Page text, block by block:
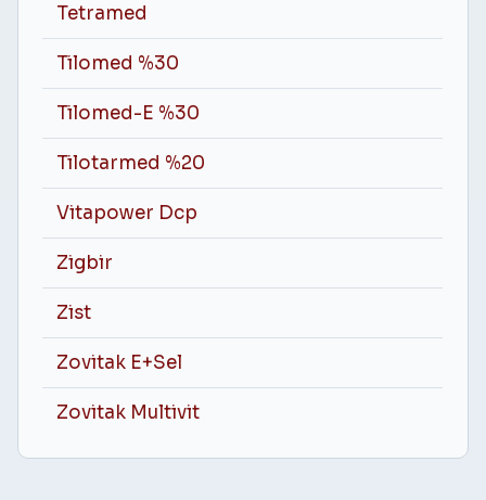
Tetramed
Tilomed %30
Tilomed-E %30
Tilotarmed %20
Vitapower Dcp
Zigbir
Zist
Zovitak E+Sel
Zovitak Multivit